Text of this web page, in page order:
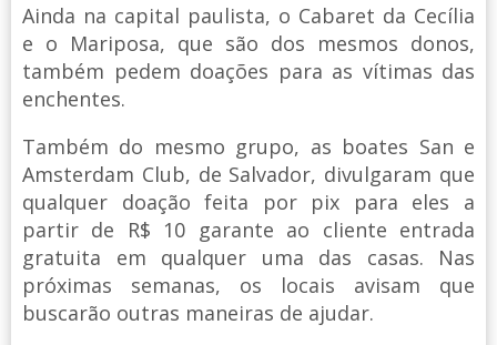
Ainda na capital paulista, o Cabaret da Cecília
e o Mariposa, que são dos mesmos donos,
também pedem doações para as vítimas das
enchentes.
Também do mesmo grupo, as boates San e
Amsterdam Club, de Salvador, divulgaram que
qualquer doação feita por pix para eles a
partir de R$ 10 garante ao cliente entrada
gratuita em qualquer uma das casas. Nas
próximas semanas, os locais avisam que
buscarão outras maneiras de ajudar.